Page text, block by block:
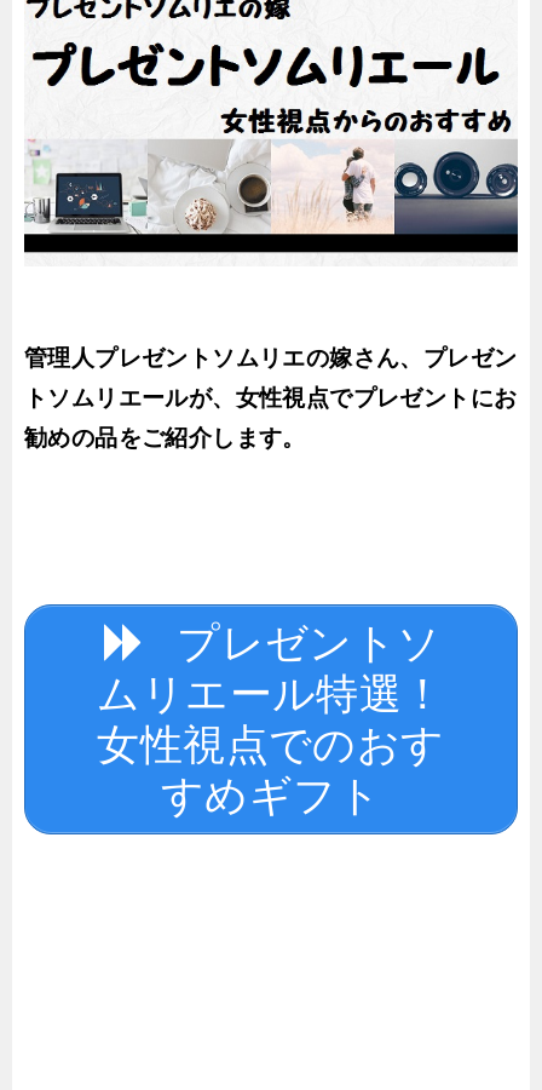
管理人プレゼントソムリエの嫁さん、プレゼン
トソムリエールが、女性視点でプレゼントにお
勧めの品をご紹介します。
プレゼントソ
ムリエール特選！
女性視点でのおす
すめギフト